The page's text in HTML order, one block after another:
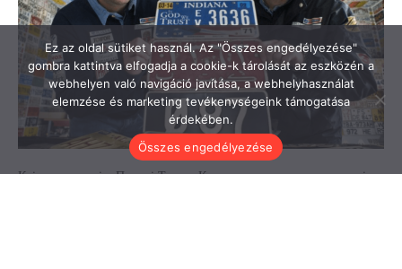
Ez az oldal sütiket használ. Az "Összes engedélyezése"
gombra kattintva elfogadja a cookie-k tárolását az eszközén a
webhelyen való navigáció javítása, a webhelyhasználat
elemzése és marketing tevékenységeink támogatása
érdekében.
Összes engedélyezése